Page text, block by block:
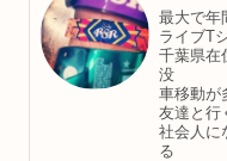
最大で年
ライブT
千葉県在
没
車移動が
友達と行
社会人に
る